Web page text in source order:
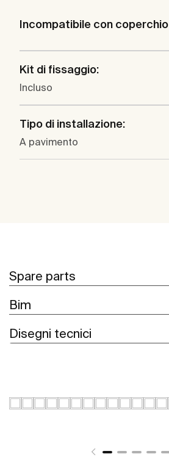
Incompatibile con coperchio
Kit di fissaggio:
Incluso
Tipo di installazione:
A pavimento
Spare parts
Bim
Disegni tecnici